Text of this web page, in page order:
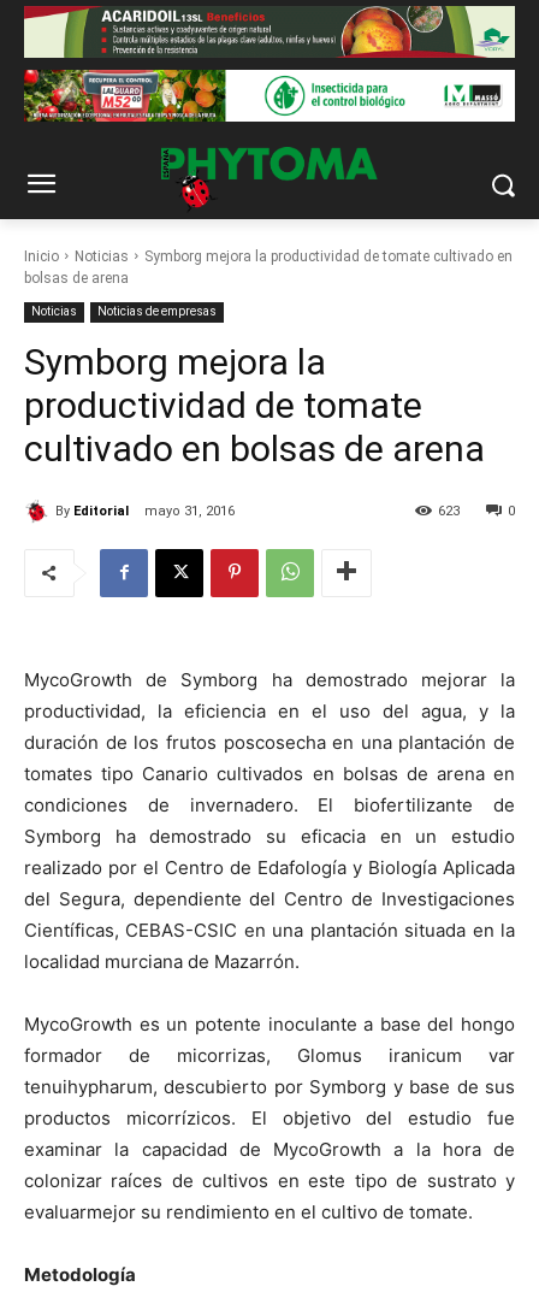
Inicio Noticias
Symborg mejora la productividad de tomate cultivado en
bolsas de arena
Noticias Noticias de empresas
Symborg mejora la
productividad de tomate
cultivado en bolsas de arena
By Editorial mayo 31, 2016 0
623
MycoGrowth de Symborg ha demostrado mejorar la
productividad, la eficiencia en el uso del agua, y la
duración de los frutos poscosecha en una plantación de
tomates tipo Canario cultivados en bolsas de arena en
condiciones de invernadero. El biofertilizante de
Symborg ha demostrado su eficacia en un estudio
realizado por el Centro de Edafología y Biología Aplicada
del Segura, dependiente del Centro de Investigaciones
Científicas, CEBAS-CSIC en una plantación situada en la
localidad murciana de Mazarrón.
MycoGrowth es un potente inoculante a base del hongo
formador de micorrizas, Glomus iranicum var
tenuihypharum, descubierto por Symborg y base de sus
productos micorrízicos. El objetivo del estudio fue
examinar la capacidad de MycoGrowth a la hora de
colonizar raíces de cultivos en este tipo de sustrato y
evaluarmejor su rendimiento en el cultivo de tomate.
Metodología